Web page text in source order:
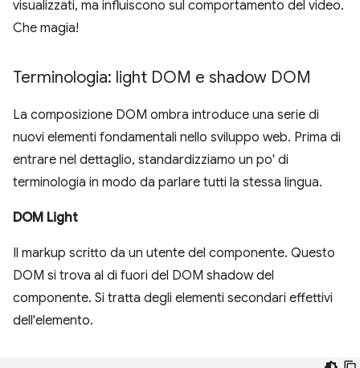
visualizzati, ma influiscono sul comportamento del video.
Che magia!
Terminologia: light DOM e shadow DOM
La composizione DOM ombra introduce una serie di
nuovi elementi fondamentali nello sviluppo web. Prima di
entrare nel dettaglio, standardizziamo un po' di
terminologia in modo da parlare tutti la stessa lingua.
DOM Light
Il markup scritto da un utente del componente. Questo
DOM si trova al di fuori del DOM shadow del
componente. Si tratta degli elementi secondari effettivi
dell'elemento.